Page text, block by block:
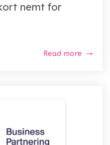
nemt for
Read more